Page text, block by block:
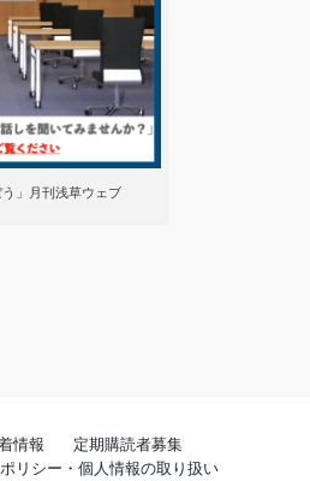
う」月刊浅草ウェブ
情報
定期購読者募集
リシー・個人情報の取り扱い